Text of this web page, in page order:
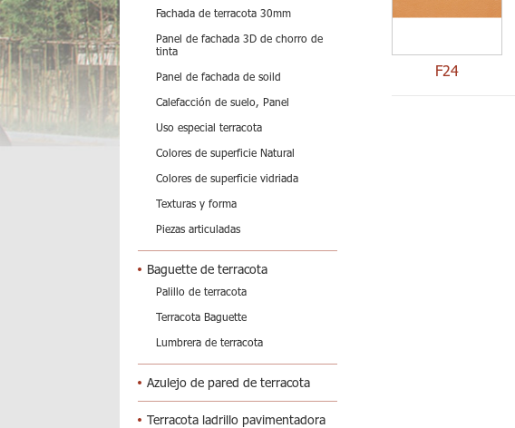
Fachada de terracota 30mm
Panel de fachada 3D de chorro de
tinta
Panel de fachada de soild
Calefacción de suelo, Panel
Uso especial terracota
Colores de superficie Natural
Colores de superficie vidriada
Texturas y forma
Piezas articuladas
Baguette de terracota
Palillo de terracota
Terracota Baguette
Lumbrera de terracota
Azulejo de pared de terracota
Terracota ladrillo pavimentadora
F24